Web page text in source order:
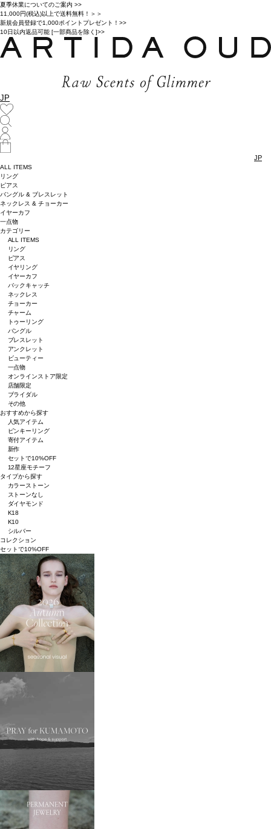
夏季休業についてのご案内 >>
11,000円(税込)以上で送料無料！＞＞
新規会員登録で1,000ポイントプレゼント！>>
10日以内返品可能 [一部商品を除く]>>
JP
JP
ALL ITEMS
リング
ピアス
バングル & ブレスレット
ネックレス & チョーカー
イヤーカフ
一点物
カテゴリー
ALL ITEMS
リング
ピアス
イヤリング
イヤーカフ
バックキャッチ
ネックレス
チョーカー
チャーム
トゥーリング
バングル
ブレスレット
アンクレット
ビューティー
一点物
オンラインストア限定
店舗限定
ブライダル
その他
おすすめから探す
人気アイテム
ピンキーリング
寄付アイテム
新作
セットで10%OFF
12星座モチーフ
タイプから探す
カラーストーン
ストーンなし
ダイヤモンド
K18
K10
シルバー
コレクション
セットで10%OFF